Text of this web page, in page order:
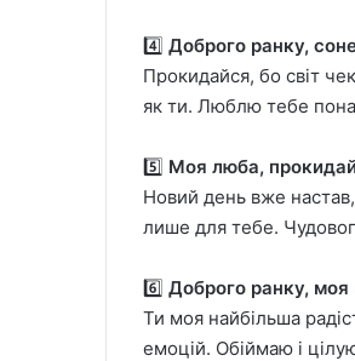
4️⃣ Доброго ранку,
Прокидайся, бо світ
як ти. Люблю тебе
5️⃣ Моя люба,
Новий день вже
лише для тебе.
6️⃣ Доброго ранку, моя
Ти моя найбільша
емоцій. Обіймаю і